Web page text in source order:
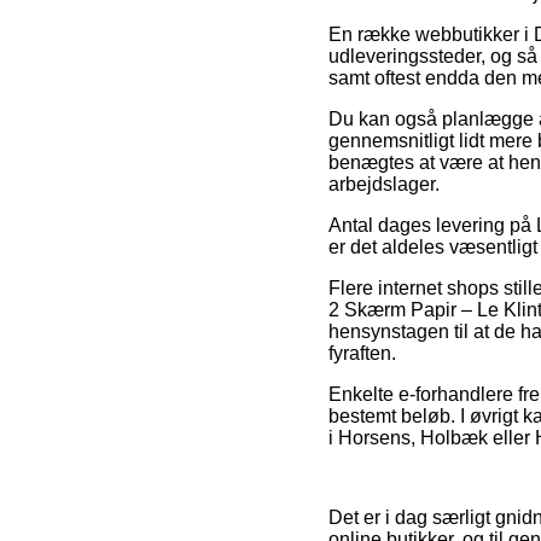
En række webbutikker i
udleveringssteder, og
samt oftest endda den
Du kan også planlægge
gennemsnitligt lidt mere
benægtes at være at
arbejdslager.
Antal dages levering på
er det aldeles væsentligt
Flere internet shops
2 Skærm Papir – Le
hensynstagen til at de
fyraften.
Enkelte e-forhandlere
bestemt beløb. I øvrigt
i Horsens, Holbæk eller
Det er i dag særligt